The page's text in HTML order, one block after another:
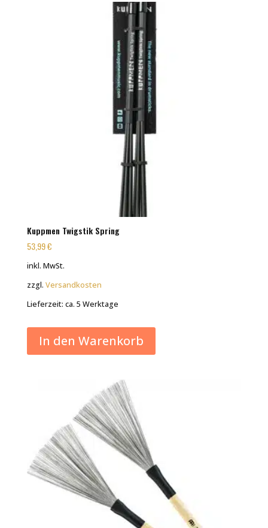
Kuppmen Twigstik Spring
53,99€
inkl. MwSt.
zzgl. Versandkosten
Lieferzeit: ca. 5 Werktage
In den Warenkorb